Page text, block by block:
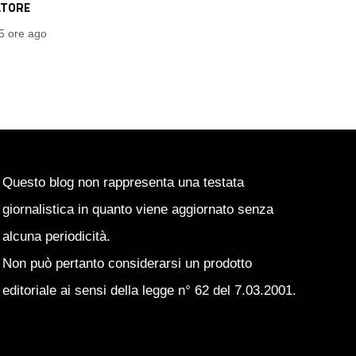
COLPA DI
Questo blog non rappresenta una testata
giornalistica in quanto viene aggiornato senza
alcuna periodicità.
Non può pertanto considerarsi un prodotto
editoriale ai sensi della legge n° 62 del 7.03.2001.